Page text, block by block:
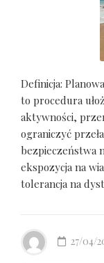
Definicja:
to procedura
aktywności,
ograniczyć
bezpieczeństwa
ekspozycja na
tolerancja na
27/04/